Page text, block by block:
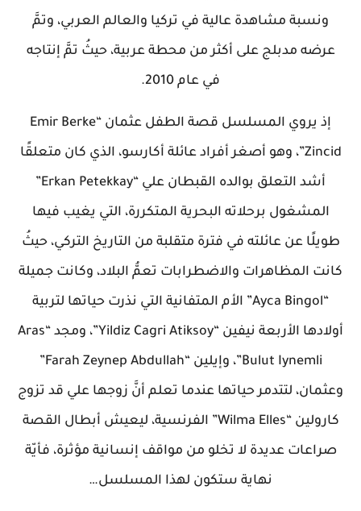
ونسبة مشاهدة عالية في تركيا والعالم العربي، وتمَّ
عرضه مدبلج على أكثر من محطة عربية، حيثُ تمَّ إنتاجه
في عام 2010.
إذ يروي المسلسل قصة الطفل عثمان “Emir Berke
Zincid”، وهو أصغر أفراد عائلة أكارسو، الذي كان متعلقًا
أشد التعلق بوالده القبطان علي “Erkan Petekkay”
المشغول برحلاته البحرية المتكررة، التي يغيب فيها
طويلًا عن عائلته في فترة متقلبة من التاريخ التركي، حيثُ
كانت المظاهرات والاضطرابات تعمُّ البلاد، وكانت جميلة
“Ayca Bingol” الأم المتفانية التي نذرت حياتها لتربية
أولادها الأربعة نيفين “Yildiz Cagri Atiksoy”، ومجد “Aras
Bulut Iynemli”، وإيلين “Farah Zeynep Abdullah”
وعثمان، لتتدمر حياتها عندما تعلم أنَّ زوجها علي قد تزوج
كارولين “Wilma Elles” الفرنسية، ليعيش أبطال القصة
صراعات عديدة لا تخلو من مواقف إنسانية مؤثرة، فأيّة
نهاية ستكون لهذا المسلسل…